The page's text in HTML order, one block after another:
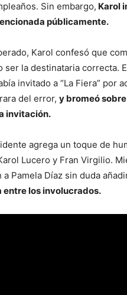
Sin embargo, Karol
públicamente.
Karol confesó que
ser la destinataria correcta.
invitado a “La Fiera” por
del error, y bromeó
invitación.
agrega un toque de
Lucero y Fran Virgilio.
Pamela Díaz sin duda
entre los involucrados.